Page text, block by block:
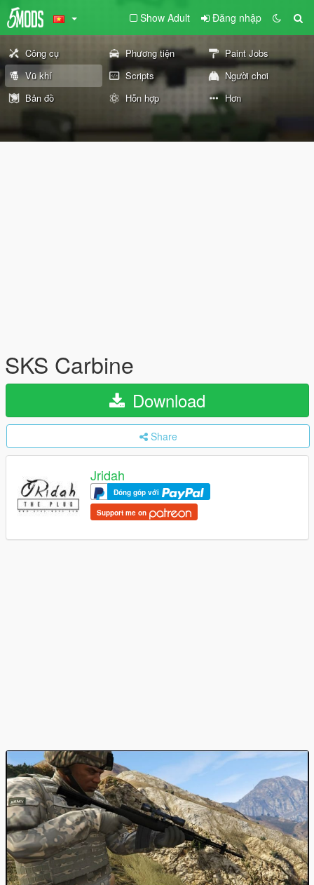
Show Adult Đăng nhập
Công cụ Phương tiện
Paint Jobs
Vũ khí
Scripts
Người chơi
Bản đồ
Hỗn hợp Hơn
SKS Carbine
Download
Share
Jridah
Đóng góp với
Support me on